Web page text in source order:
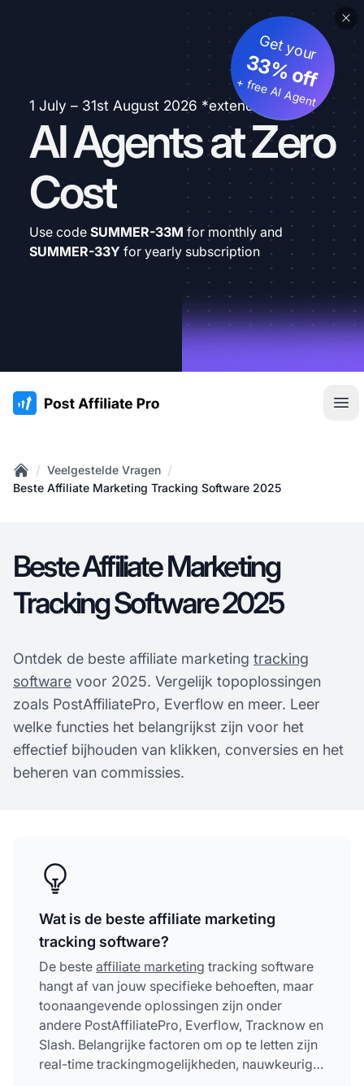
1 July – 31st August 2026 *extended
AI Agents at Zero
Cost
Get your
33% off
+ free AI Agent
Use code SUMMER-33M for monthly and
SUMMER-33Y for yearly subscription
:site.title
Home
/ Veelgestelde Vragen /
Beste Affiliate Marketing Tracking Software 2025
Beste Affiliate Marketing
Tracking Software 2025
Ontdek de beste affiliate marketing tracking
software voor 2025. Vergelijk topoplossingen
zoals PostAffiliatePro, Everflow en meer. Leer
welke functies het belangrijkst zijn voor het
effectief bijhouden van klikken, conversies en het
beheren van commissies.
Wat is de beste affiliate marketing
tracking software?
De beste affiliate marketing tracking software
hangt af van jouw specifieke behoeften, maar
toonaangevende oplossingen zijn onder
andere PostAffiliatePro, Everflow, Tracknow en
Slash. Belangrijke factoren om op te letten zijn
real-time trackingmogelijkheden, nauwkeurige